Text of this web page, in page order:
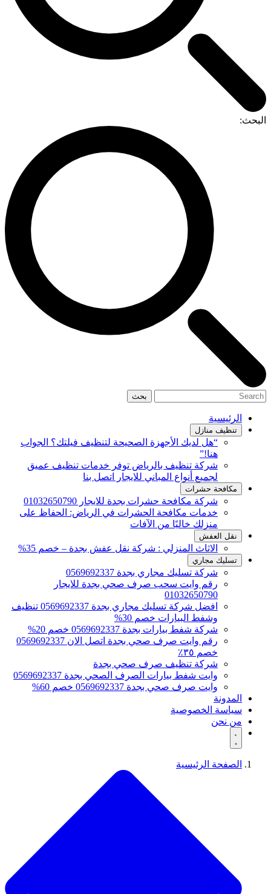
البحث:
بحث
الرئيسية
تنظيف منازل
“هل لديك الأجهزة الصحيحة لتنظيف فيلتك؟ الجواب
هنا!”
شركة تنظيف بالرياض توفر خدمات تنظيف عميق
لجميع أنواع المباني للايجار اتصل بنا
مكافحة حشرات
شركة مكافحة حشرات بجدة للايجار 01032650790
خدمات مكافحة الحشرات في الرياض: الحفاظ على
منزلك خاليًا من الآفات
نقل العفش
الاثاث المنزلي : شركة نقل عفش بجدة – خصم 35%
تسليك مجاري
شركة تسليك مجاري بجدة 0569692337
رقم وايت سحب صرف صحي بجدة للايجار
01032650790
افضل شركة تسليك مجاري بجدة 0569692337 تنظيف
وشفط البيارات خصم 30%
شركة شفط بيارات بجدة 0569692337 خصم 20%
رقم وايت صرف صحي بجدة اتصل الان 0569692337
خصم ٣٥٪
شركة تنظيف صرف صحي بجدة
وايت شفط بيارات الصرف الصحي بجدة 0569692337
وايت صرف صحي بجدة 0569692337 خصم 60%
المدونة
سياسة الخصوصية
من نحن
الصفحة الرئيسية